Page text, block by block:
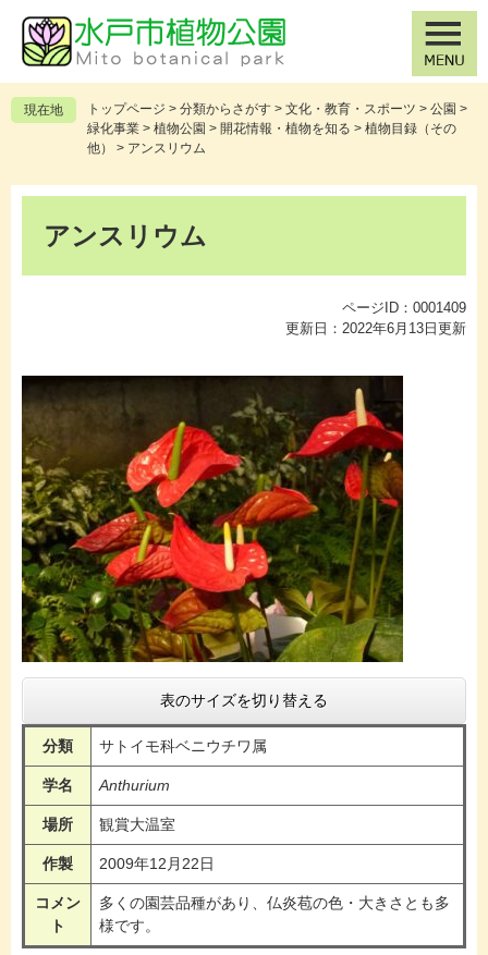
の
先
頭
ー
を
飛
現在地 トップページ > 分類からさがす > 文化・教育・スポーツ > 公園 >
緑化事業 > 植物公園 > 開花情報・植物を知る > 植物目録（その
他）
> アンスリウム
アンスリウム
ページID：0001409
更新日：2022年6月13日更新
表のサイズを切り替える
分類 サトイモ科ベニウチワ属
学名 Anthurium
場所 観賞大温室
作製 2009年12月22日
コメン
ト
多くの園芸品種があり、仏炎苞の色・大きさとも多
様です。